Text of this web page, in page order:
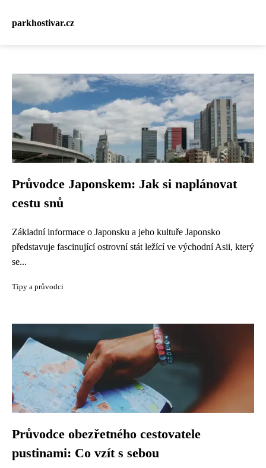
parkhostivar.cz
Průvodce Japonskem: Jak si naplánovat
cestu snů
Základní informace o Japonsku a jeho kultuře Japonsko
představuje fascinující ostrovní stát ležící ve východní Asii, který
se...
Tipy a průvodci
Průvodce obezřetného cestovatele
pustinami: Co vzít s sebou